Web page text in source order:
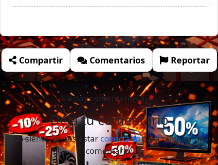
Compartir Comentarios Reportar
No hay comentarios aún.
Deja tu comentario
Lo siento, debes estar conectadopara publicar un
comentario.